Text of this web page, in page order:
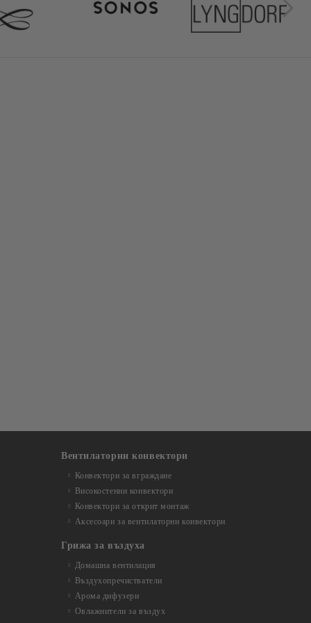
Вентилаторни конвектори
Конвектори за вграждане
Високостенни конвектори
Конвектори за открит монтаж
Аксесоари за вентилаторни конвектори
Грижа за въздуха
Домашна вентилация
Въздухопречистватели
Арома дифузери
Овлажнители за въздух